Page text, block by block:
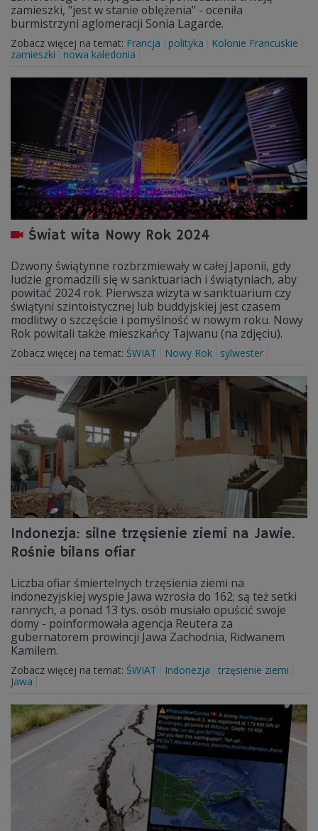
zamieszki, "jest w stanie oblężenia" - oceniła
burmistrzyni aglomeracji Sonia Lagarde.
Zobacz więcej na temat: Francja polityka
Kolonie Francuskie
zamieszki
nowa kaledonia
Świat wita Nowy Rok 2024
Dzwony świątynne rozbrzmiewały w całej Japonii, gdy
ludzie gromadzili się w sanktuariach i świątyniach, aby
powitać 2024 rok. Pierwsza wizyta w sanktuarium czy
świątyni szintoistycznej lub buddyjskiej jest czasem
modlitwy o szczęście i pomyślność w nowym roku. Nowy
Rok powitali także mieszkańcy Tajwanu (na zdjęciu).
Zobacz więcej na temat: ŚWIAT Nowy Rok sylwester
Indonezja: silne trzęsienie ziemi na Jawie.
Rośnie bilans ofiar
Liczba ofiar śmiertelnych trzęsienia ziemi na
indonezyjskiej wyspie Jawa wzrosła do 162; są też setki
rannych, a ponad 13 tys. osób musiało opuścić swoje
domy - poinformowała agencja Reutera za
gubernatorem prowincji Jawa Zachodnia, Ridwanem
Kamilem.
Zobacz więcej na temat: ŚWIAT Indonezja
trzęsienie ziemi
Jawa